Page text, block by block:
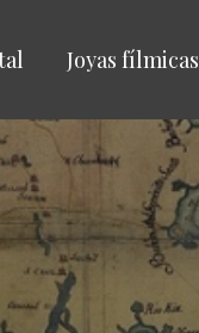
Joyas fílmicas